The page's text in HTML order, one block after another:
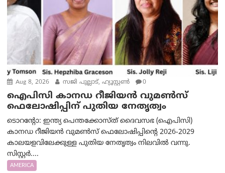
Aug 8, 2026 സജി പുല്ലാട്, ഹ്യൂസ്റ്റൺ 0
ഐപിസി കാനഡ റീജിയൻ വുമൺസ്
ഫെലോഷിപ്പിന് പുതിയ നേതൃത്വം
ടൊറന്റോ: ഇന്ത്യ പെന്തക്കോസ്ത് ദൈവസഭ (ഐപിസി)
കാനഡ റീജിയൻ വുമൺസ് ഫെലോഷിപ്പിന്റെ 2026-2029
കാലയളവിലേക്കുള്ള പുതിയ നേതൃത്വം നിലവിൽ വന്നു.
സിസ്റ്റർ....
AMERICA